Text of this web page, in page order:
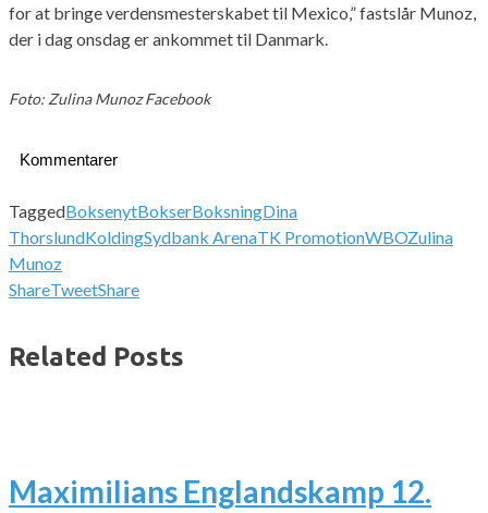
for at bringe verdensmesterskabet til Mexico,” fastslår Munoz,
der i dag onsdag er ankommet til Danmark.
Foto: Zulina Munoz Facebook
Kommentarer
TaggedBoksenytBokserBoksningDina
ThorslundKoldingSydbank ArenaTK PromotionWBOZulina
Munoz
ShareTweetShare
Related Posts
Maximilians Englandskamp 12.